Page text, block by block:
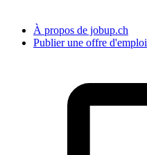
À propos de jobup.ch
Publier une offre d'emploi